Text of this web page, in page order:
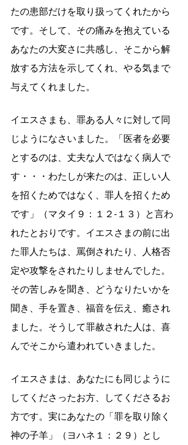
たの患部だけを取り扱ってくれたから
です。そして、その痛みを抱えている
あなたの大変さに共感し、そこから解
放する方法を示してくれ、やる気まで
与えてくれました。
イエスさまも、罪ある人々に対して同
じようになさいました。「医者を必要
とするのは、丈夫な人ではなく病人で
す・・・わたしが来たのは、正しい人
を招くためではなく、罪人を招くため
です」（マタイ９：１２-１３）と言わ
れたとおりです。イエスさまの前に出
た罪人たちは、罵倒されたり、人格否
定や攻撃をされたりしませんでした。
その苦しみを聞き、どうなりたいかを
聞き、手を置き、福音を伝え、癒され
ました。そうして罪赦された人は、喜
んでそこから遣われていきました。
イエスさまは、あなたにも同じように
してくださったお方、してくださるお
方です。実にあなたの「罪を取り除く
神の子羊」（ヨハネ１：２９）とし